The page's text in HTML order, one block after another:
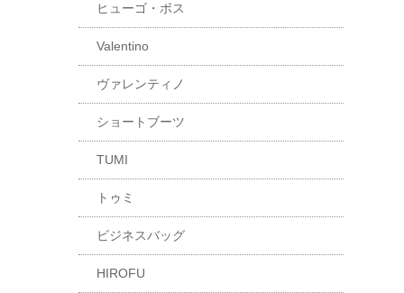
ヒューゴ・ボス
Valentino
ヴァレンティノ
ショートブーツ
TUMI
トゥミ
ビジネスバッグ
HIROFU